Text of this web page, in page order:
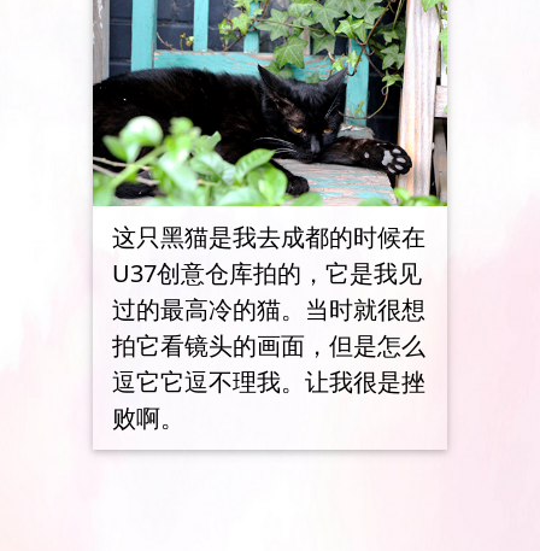
这只黑猫是我去成都的时候在
U37创意仓库拍的，它是我见
过的最高冷的猫。当时就很想
拍它看镜头的画面，但是怎么
逗它它逗不理我。让我很是挫
败啊。